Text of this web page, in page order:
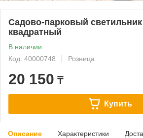
Садово-парковый светильник
квадратный
В наличии
Код: 40000748
Розница
20 150 ₸
Купить
Описание Характеристики